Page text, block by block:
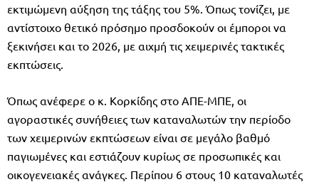
εκτιμώμενη αύξηση της τάξης του 5%. Όπως τονίζει, με
αντίστοιχο θετικό πρόσημο προσδοκούν οι έμποροι να
ξεκινήσει και το 2026, με αιχμή τις χειμερινές τακτικές
εκπτώσεις.
Όπως ανέφερε ο κ. Κορκίδης στο ΑΠΕ-ΜΠΕ, οι
αγοραστικές συνήθειες των καταναλωτών την περίοδο
των χειμερινών εκπτώσεων είναι σε μεγάλο βαθμό
παγιωμένες και εστιάζουν κυρίως σε προσωπικές και
οικογενειακές ανάγκες. Περίπου 6 στους 10 καταναλωτές